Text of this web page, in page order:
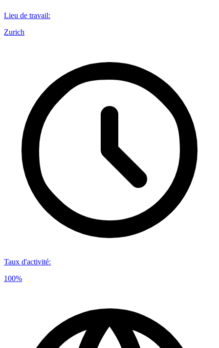
Lieu de travail:
Zurich
Taux d'activité:
100%